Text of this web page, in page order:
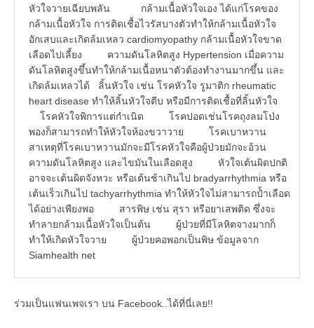
หัวใจวายเฉียบพลัน กล้ามเนื้อหัวใจเอง ได้แก่โรคของ
กล้ามเนื้อหัวใจ การติดเชื้อไวรัสบางตัวทำให้กล้ามเนื้อหัวใจ
อักเสบและเกิดล้มเหลว cardiomyopathy กล้ามเนื้อหัวใจขาด
เลือดไปเลี้ยง ความดันโลหิตสูง Hypertension เมื่อความ
ดันโลหิตสูงขึ้นทำให้กล้ามเนื้อหนาตัวต้องทำงานมากขึ้น และ
เกิดล้มเหลวได้ ลิ้นหัวใจ เช่น โรคหัวใจ รูมาติก rheumatic
heart disease ทำให้ลิ้นหัวใจตีบ หรือมีการติดเชื้อที่ลิ้นหัวใจ
โรคหัวใจพิการแต่กำเนิด โรคปอดเช่นโรคถุงลมโป่ง
พองก็สามารถทำให้หัวใจห้องขวาวาย โรคเบาหวาน
สาเหตุที่โรคเบาหวานมักจะมีโรคหัวใจคือผู้ป่วยมักจะอ้วน
ความดันโลหิตสูง และไขมันในเลือดสูง หัวใจเต้นผิดปกติ
อาจจะเต้นผิดจังหวะ หรือเต้นช้าเกินไป bradyarrhythmia หรือ
เต้นเร็วเกินไป tachyarrhythmia ทำให้หัวใจไม่สามารถป้ำเลือด
ได้อย่างเพียงพอ สารพิษ เช่น สุรา หรือยาเสพติด ซึ่งจะ
ทำลายกล้ามเนื้อหัวใจเป็นต้น ผู้ป่วยที่มีโลหิตจางมากก็
ทำให้เกิดหัวใจวาย ผู้ป่วยคอพอกเป็นพิษ ข้อมูลจาก
Siamhealth net
ร่วมเป็นแฟนเพจเรา บน Facebook..ได้ที่นี่เลย!!